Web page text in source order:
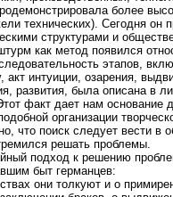
более
технических). Сегодня он
структурами и
как метод появился
этапов,
акт интуиции, озарения,
развития, была описана в
факт дает нам основание
организации
что поиск следует вести в
решать проблемы.
подход к решению
быт германцев:
они толкуют и о